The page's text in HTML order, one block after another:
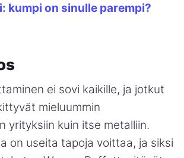
kumpi on sinulle parempi?
ei sovi kaikille, ja jotkut
mieluummin
yrityksiin kuin itse metalliin.
on useita tapoja voittaa, ja siksi